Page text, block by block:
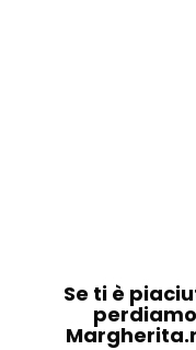
Se ti è